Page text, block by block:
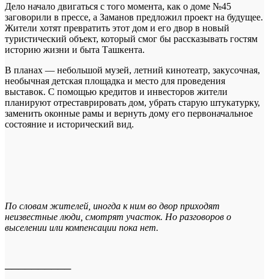
Дело начало двигаться с того момента, как о доме №45
заговорили в прессе, а Заманов предложил проект на будущее.
Жители хотят превратить этот дом и его двор в новый
туристический объект, который смог бы рассказывать гостям
историю жизни и быта Ташкента.
В планах — небольшой музей, летний кинотеатр, закусочная,
необычная детская площадка и место для проведения
выставок. С помощью кредитов и инвесторов жители
планируют отреставрировать дом, убрать старую штукатурку,
заменить оконные рамы и вернуть дому его первоначальное
состояние и исторический вид.
По словам жителей, иногда к ним во двор приходят
неизвестные люди, смотрят участок. Но разговоров о
выселении или компенсации пока нет.
──────────